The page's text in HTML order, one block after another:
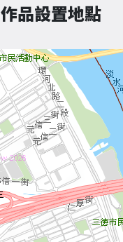
作品設置地點